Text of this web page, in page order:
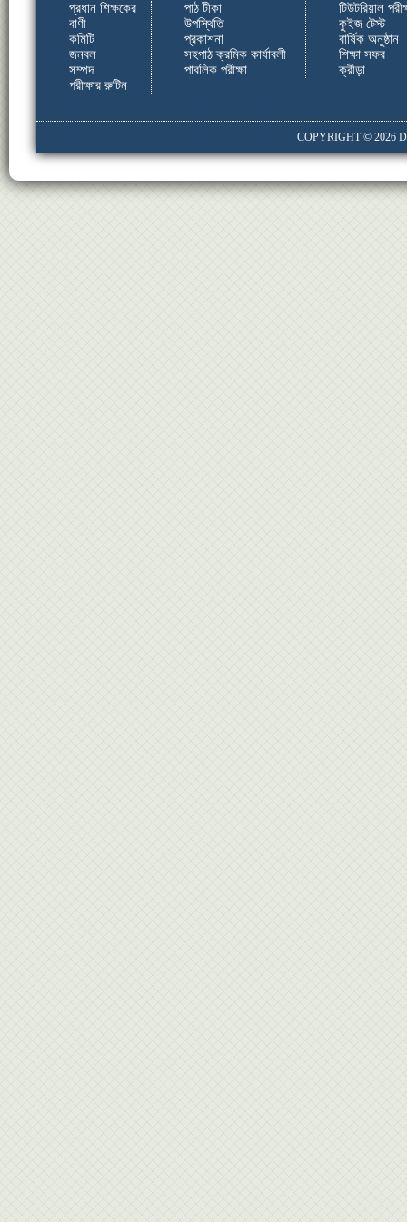
প্রধান শিক্ষকের
বাণী
কমিটি
জনবল
সম্পদ
পরীক্ষার রুটিন
পাঠ টীকা
উপস্থিতি
প্রকাশনা
সহপাঠ ক্রমিক কার্যাবলী
পাবলিক পরীক্ষা
টিউটরিয়াল
কুইজ টেস্ট
বার্ষিক অনুষ্ঠান
শিক্ষা সফর
ক্রীড়া
COPYRIGHT © 2026